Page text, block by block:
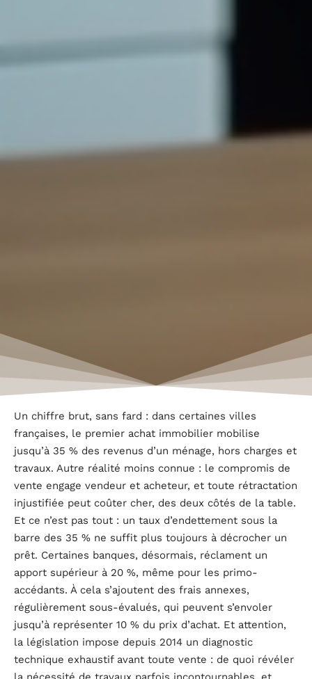
Un chiffre brut, sans fard : dans certaines villes
françaises, le premier achat immobilier mobilise
jusqu’à 35 % des revenus d’un ménage, hors charges et
travaux. Autre réalité moins connue : le compromis de
vente engage vendeur et acheteur, et toute rétractation
injustifiée peut coûter cher, des deux côtés de la table.
Et ce n’est pas tout : un taux d’endettement sous la
barre des 35 % ne suffit plus toujours à décrocher un
prêt. Certaines banques, désormais, réclament un
apport supérieur à 20 %, même pour les primo-
accédants. À cela s’ajoutent des frais annexes,
régulièrement sous-évalués, qui peuvent s’envoler
jusqu’à représenter 10 % du prix d’achat. Et attention,
la législation impose depuis 2014 un diagnostic
technique exhaustif avant toute vente : de quoi révéler